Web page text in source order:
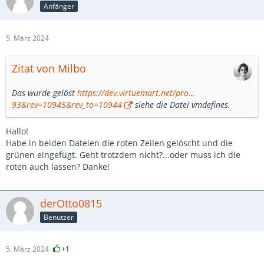
Anfänger
5. März 2024
Zitat von Milbo
Das wurde gelöst https://dev.virtuemart.net/pro…
93&rev=10945&rev_to=10944
siehe die Datei vmdefines.
Hallo!
Habe in beiden Dateien die roten Zeilen gelöscht und die
grünen eingefügt. Geht trotzdem nicht?...oder muss ich die
roten auch lassen? Danke!
derOtto0815
Benutzer
5. März 2024 +1